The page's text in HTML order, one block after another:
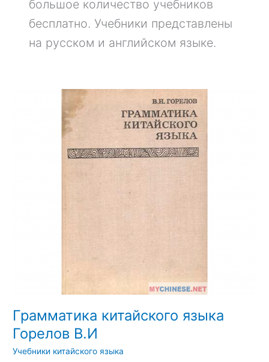
большое количество учебников
бесплатно. Учебники представлены
на русском и английском языке.
Грамматика китайского языка
Горелов В.И
Учебники китайского языка